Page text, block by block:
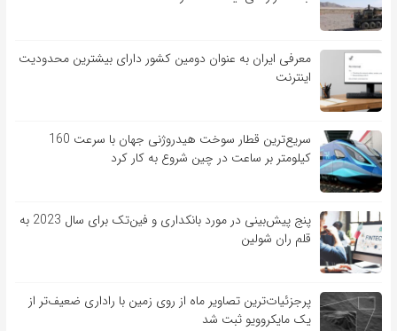
معرفی ایران به عنوان دومین کشور دارای بیشترین محدودیت
اینترنت
سریع‌ترین قطار سوخت هیدروژنی جهان با سرعت 160
کیلومتر بر ساعت در چین شروع به کار کرد
پنج پیش‌بینی در مورد بانکداری و فین‌تک برای سال 2023 به
قلم ران شولین
پرجزئیات‌ترین تصاویر ماه از روی زمین با راداری ضعیف‌تر از
یک مایکروویو ثبت شد